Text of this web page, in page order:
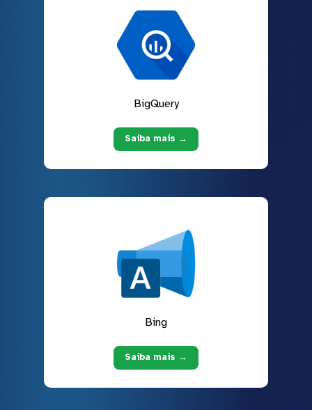
BigQuery
Saiba mais →
Bing
Saiba mais →